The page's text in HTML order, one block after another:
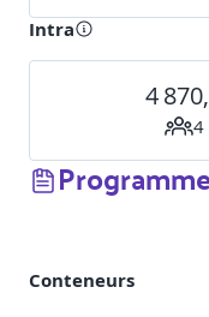
Intra
4
4
Conteneurs